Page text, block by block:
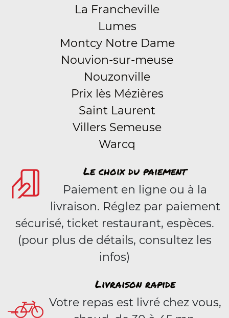
La Francheville
Lumes
Montcy Notre Dame
Nouvion-sur-meuse
Nouzonville
Prix lès Mézières
Saint Laurent
Villers Semeuse
Warcq
Le choix du paiement
Paiement en ligne ou à la
livraison. Réglez par paiement
sécurisé, ticket restaurant, espèces.
(pour plus de détails, consultez les
infos)
Livraison rapide
Votre repas est livré chez vous,